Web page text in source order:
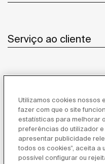
Serviço ao cliente
Inspiração
Utilizamos cookies nossos
fazer com que o site
estatísticas para melhorar
preferências do utilizador
apresentar publicidade
todos os cookies”, aceita a
possível configurar ou